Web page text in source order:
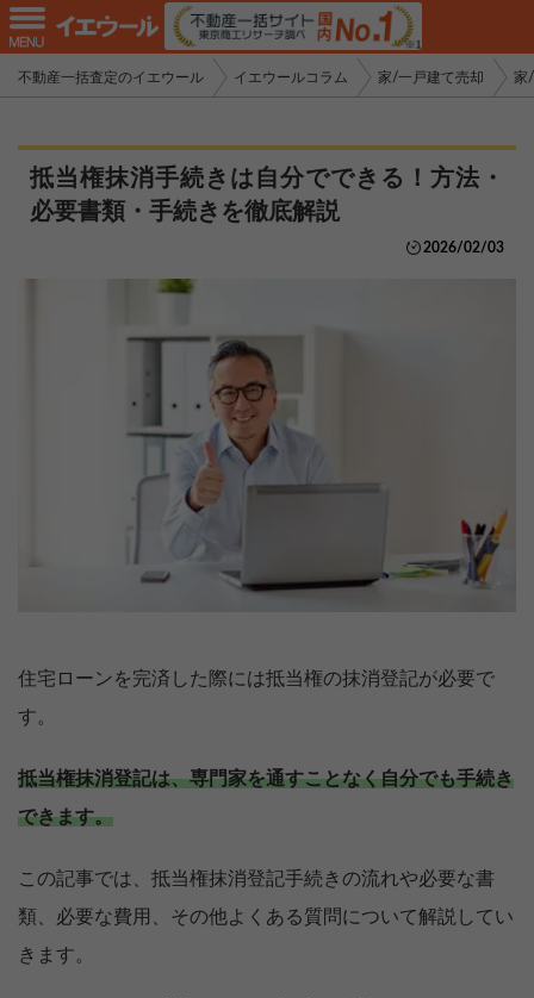
不動産一括査定のイエウール イエウールコラム 家/一戸建て売却 家
抵当権抹消手続きは自分でできる！方法・
必要書類・手続きを徹底解説
2026/02/03
住宅ローンを完済した際には抵当権の抹消登記が必要で
す。
抵当権抹消登記は、専門家を通すことなく自分でも手続き
できます。
この記事では、抵当権抹消登記手続きの流れや必要な書
類、必要な費用、その他よくある質問について解説してい
きます。